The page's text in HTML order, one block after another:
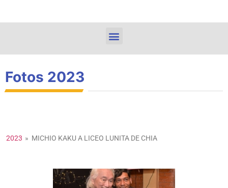
Fotos 2023
2023 » MICHIO KAKU A LICEO LUNITA DE CHIA